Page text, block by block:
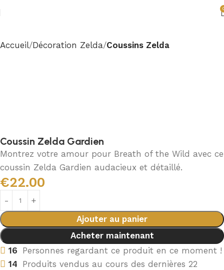
Accueil Décoration Zelda Coussins Zelda
Coussin Zelda Gardien
Montrez votre amour pour Breath of the Wild avec ce
coussin Zelda Gardien audacieux et détaillé.
€22.00
Ajouter au panier
Acheter maintenant
16 Personnes regardant ce produit en ce moment !
14 Produits vendus au cours des dernières 22